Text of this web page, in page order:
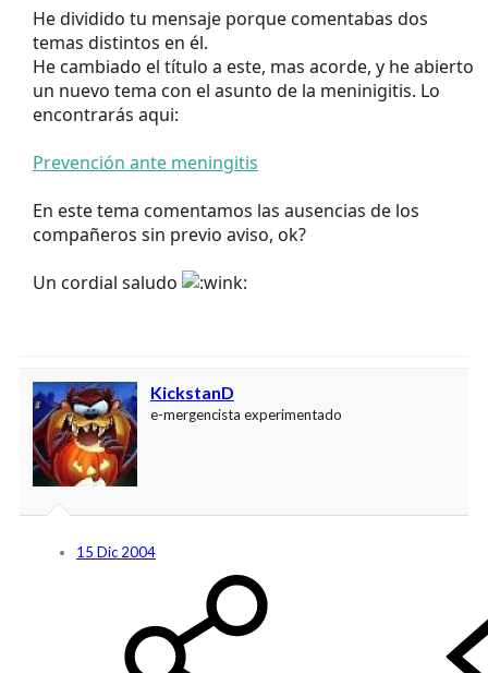
He dividido tu mensaje porque comentabas dos
temas distintos en él.
He cambiado el título a este, mas acorde, y he abierto
un nuevo tema con el asunto de la meninigitis. Lo
encontrarás aqui:
Prevención ante meningitis
En este tema comentamos las ausencias de los
compañeros sin previo aviso, ok?
Un cordial saludo
KickstanD
e-mergencista experimentado
15 Dic 2004